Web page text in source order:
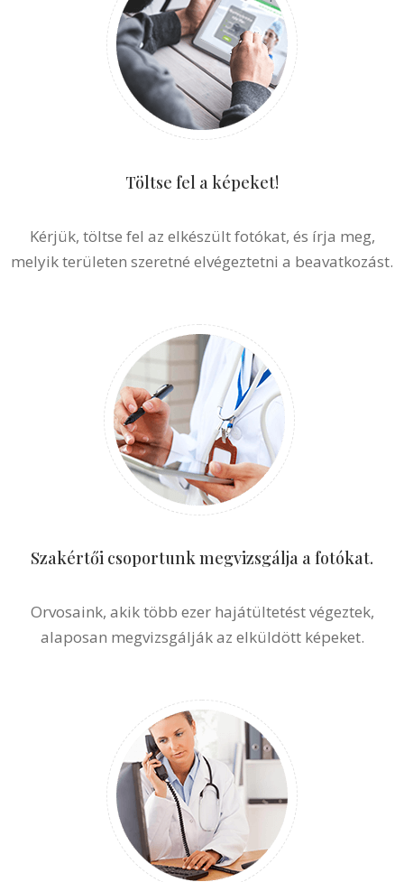
Töltse fel a képeket!
Kérjük, töltse fel az elkészült fotókat, és írja meg,
melyik területen szeretné elvégeztetni a beavatkozást.
Szakértői csoportunk megvizsgálja a fotókat.
Orvosaink, akik több ezer hajátültetést végeztek,
alaposan megvizsgálják az elküldött képeket.